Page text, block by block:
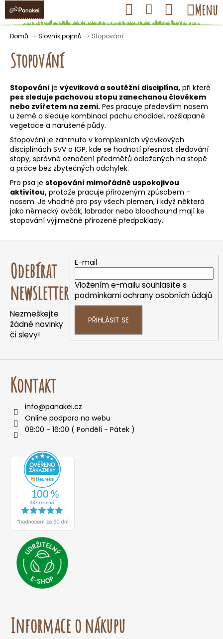
Přejít
obsah
Hledat Přihlášení
Nákupní
košík
Menu
Domů Slovník pojmů Stopování
Stopování
Stopování je výcviková a soutěžní disciplína, při které
pes sleduje pachovou stopu zanechanou člověkem
nebo zvířetem na zemi. Pes pracuje především nosem
u země a sleduje kombinaci pachu chodidel, rozšlapané
vegetace a narušené půdy.
Stopování je zahrnuto v komplexních výcvikových
disciplínách SVV a IGP, kde se hodnotí přesnost sledování
stopy, správné označení předmětů odložených na stopě
a práce bez zbytečných odchylek.
Pro psa je stopování mimořádně uspokojivou
aktivitou, protože pracuje přirozeným způsobem -
nosem. Je vhodné pro psy všech plemen, i když některá
jako německý ovčák, labrador nebo bloodhound mají ke
stopování výjimečné přirozené předpoklady.
K
o Zpět
Zpět
C
o
p
o
t
ř
e
b
u
j
e
t
n
a
j
í
t
?
D
o
o
m
Odebírat
newsletter
Nezmeškejte
žádné novinky
či slevy!
E-mail
Vložením e-mailu souhlasíte s
podmínkami ochrany osobních údajů
PŘIHLÁSIT SE
Kontakt
info@panakei.cz
Online podpora na webu
08:00 - 16:00 ( Pondělí - Pátek )
Informace o nákupu